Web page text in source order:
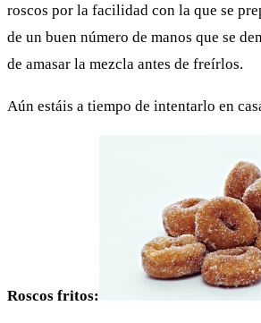
roscos por la facilidad con la que se
de un buen número de manos que se
de amasar la mezcla antes de freírlos.
Aún estáis a tiempo de intentarlo en
Roscos fritos: